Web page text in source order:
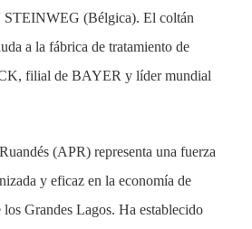
(Bélgica). El coltán
a la fábrica de tratamiento de
filial de BAYER y líder mundial
(APR) representa una fuerza
y eficaz en la economía de
Grandes Lagos. Ha establecido